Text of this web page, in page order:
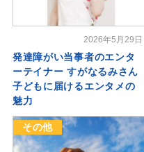
2026年5月29日
発達障がい当事者のエンタ
ーテイナー すがなるみさん
子どもに届けるエンタメの
魅力
その他